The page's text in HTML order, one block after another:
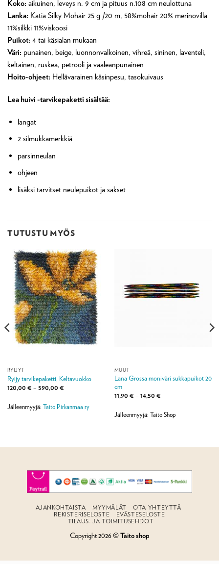
Koko: aikuinen, leveys n. 9 cm ja pituus n.108 cm neulottuna
Lanka: Katia Silky Mohair 25 g /20 m, 58%mohair 20% merinovilla
11%silkki 11%viskoosi
Puikot: 4 tai käsialan mukaan
Väri: punainen, beige, luonnonvalkoinen, vihreä, sininen, laventeli,
keltainen, ruskea, petrooli ja vaaleanpunainen
Hoito-ohjeet: Hellävarainen käsinpesu, tasokuivaus
Lea huivi -tarvikepaketti sisältää:
langat
2 silmukkamerkkiä
parsinneulan
ohjeen
lisäksi tarvitset neulepuikot ja sakset
TUTUSTU MYÖS
RYIJYT
Ryijy tarvikepaketti, Keltavuokko
120,00 € – 590,00 €Hintaluokka:
590,00 €
Jälleenmyyjä: Taito Pirkanmaa ry
MUUT
Lana Grossa moniväri sukkapuikot 20
cm
11,90 € – 14,50 €Hintaluokka:
14,50 €
Jälleenmyyjä: Taito Shop
AJANKOHTAISTA MYYMÄLÄT
OTA YHTEYTTÄ
REKISTERISELOSTE
EVÄSTESELOSTE
TILAUS- JA TOIMITUSEHDOT
Copyright 2026 ©Taito shop